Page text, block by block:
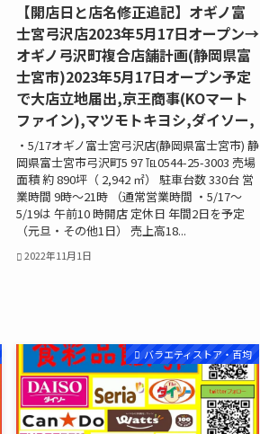
【開店日と店名修正追記】オギノ富
士宮弓沢店2023年5月17日オープン→
オギノ弓沢町複合店舗計画(静岡県富
士宮市)2023年5月17日オープン予定
で大店立地届出,京王商事(KOマート
ファイン),マツモトキヨシ,ダイソー,
・5/17オギノ富士宮弓沢店(静岡県富士宮市) 静
岡県富士宮市弓沢町5 97 ℡0544-25-3003 売場
面積 約 890坪（ 2,942 ㎡） 駐車台数 330台 営
業時間 9時～21時 （通常営業時間 ・5/17～
5/19は 午前10 時開店 定休日 年間2日を予定
（元旦・その他1日） 売上高18...
2022年11月1日
バラエティストア・百均